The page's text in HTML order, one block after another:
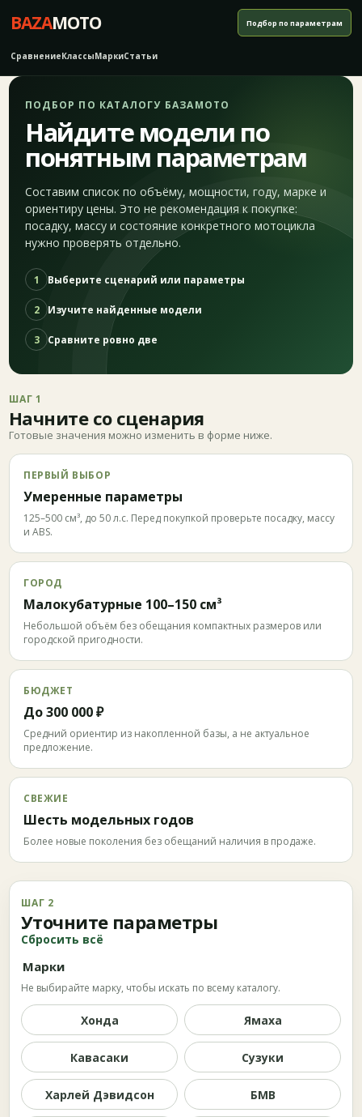
BAZAMOTO
СравнениеКлассыМаркиСтатьи
Подбор по параметрам
ПОДБОР ПО КАТАЛОГУ БАЗАМОТО
Найдите модели по
понятным параметрам
Составим список по объёму, мощности, году, марке и
ориентиру цены. Это не рекомендация к покупке:
посадку, массу и состояние конкретного мотоцикла
нужно проверять отдельно.
1 Выберите сценарий или параметры
2 Изучите найденные модели
3 Сравните ровно две
ШАГ 1
Начните со сценария
Готовые значения можно изменить в форме ниже.
ПЕРВЫЙ ВЫБОР
Умеренные параметры
125–500 см³, до 50 л.с. Перед покупкой проверьте посадку, массу
и ABS.
ГОРОД
Малокубатурные 100–150 см³
Небольшой объём без обещания компактных размеров или
городской пригодности.
БЮДЖЕТ
До 300 000 ₽
Средний ориентир из накопленной базы, а не актуальное
предложение.
СВЕЖИЕ
Шесть модельных годов
Более новые поколения без обещаний наличия в продаже.
ШАГ 2
Уточните параметры
Сбросить всё
Марки
Не выбирайте марку, чтобы искать по всему каталогу.
Хонда Ямаха
Кавасаки Сузуки
Харлей Дэвидсон БМВ